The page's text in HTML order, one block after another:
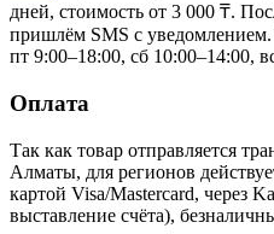
дней, стоимость от 3 000 ₸.
пришлём SMS с
пт 9:00–18:00, сб 10:00–14:00,
Оплата
Так как товар отправляется
Алматы, для регионов
картой Visa/Mastercard, через
выставление счёта),